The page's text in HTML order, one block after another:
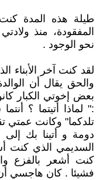
طيلة هذه المدة
المفقودة، منذ
نحو الوجود .
لقد كنت آخر الأبناء
والحق يقال أن
بعض إخوتي الكبار
:" لماذا أتيتما ؟
تلدكما" وكانت عمتي
دومة و أتينا بك
السديمي الذي كنت
كنت أشعر بالفزع
فشيئا . كان هاجسي